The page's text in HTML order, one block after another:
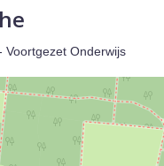
Voortgezet Onderwijs